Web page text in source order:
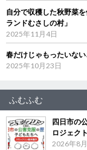
自分で収穫した秋野菜
ランドむさしの村」
2025年11月4日
春だけじゃもったいな
2025年10月23日
ふむふむ
四日市の
ロジェク
2026年8